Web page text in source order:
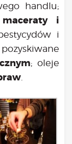
handlu;
maceraty i
i
; oleje
.